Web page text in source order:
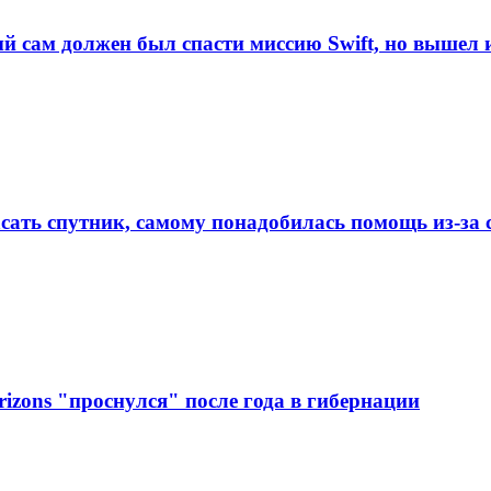
сам должен был спасти миссию Swift, но вышел
спутник, самому понадобилась помощь из-за
"проснулся" после года в гибернации